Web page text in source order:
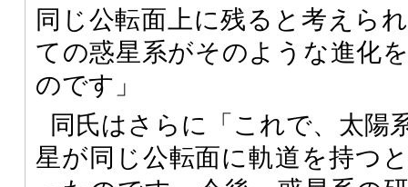
同じ公転面上に残ると考えら
ての惑星系がそのような進化
のです」
同氏はさらに「これで、太陽
星が同じ公転面に軌道を持つ